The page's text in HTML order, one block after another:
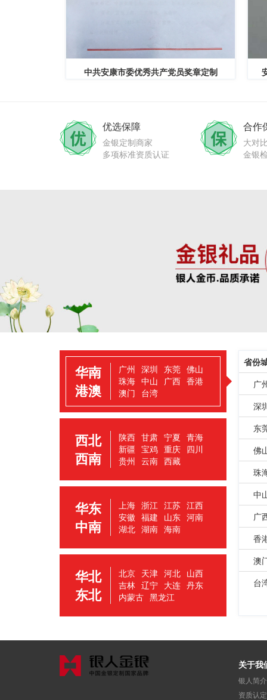
中共安康市委优秀共产党员奖章定制
优选保障
金银定制商家
多项标准资质认证
合作
大对
金银
华南
港澳
广州 深圳 东莞 佛山
珠海 中山 广西 香港
澳门 台湾
西北
西南
陕西 甘肃 宁夏 青海
新疆 宝鸡 重庆 四川
贵州 云南 西藏
华东
中南
上海 浙江 江苏 江西
安徽 福建 山东 河南
湖北 湖南 海南
华北
东北
北京 天津 河北 山西
吉林 辽宁 大连 丹东
内蒙古 黑龙江
省份
广
深
东
佛
珠
中
广
香
澳
台
关于我
银人简介
资质认定